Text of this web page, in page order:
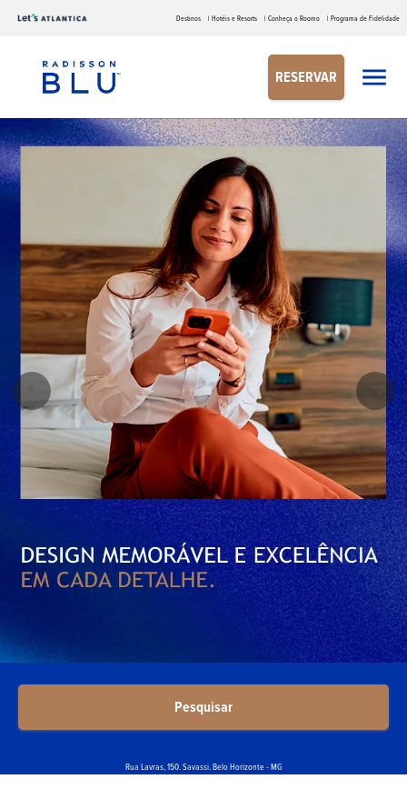
Destinos | Hotéis e Resorts | Conheça o Roomo | Programa de Fidelidade
RESERVAR
Pesquisar
Rua Lavras, 150. Savassi. Belo Horizonte - MG